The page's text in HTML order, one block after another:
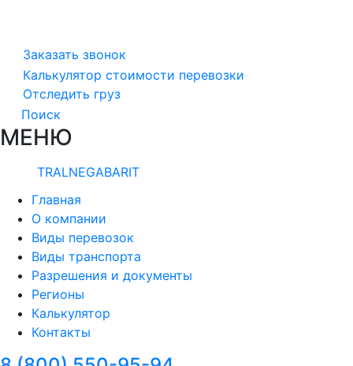
Заказать звонок
Калькулятор стоимости перевозки
Отследить груз
Поиск
МЕНЮ
TRALNEGABARIT
Главная
О компании
Виды перевозок
Виды транспорта
Разрешения и документы
Регионы
Калькулятор
Контакты